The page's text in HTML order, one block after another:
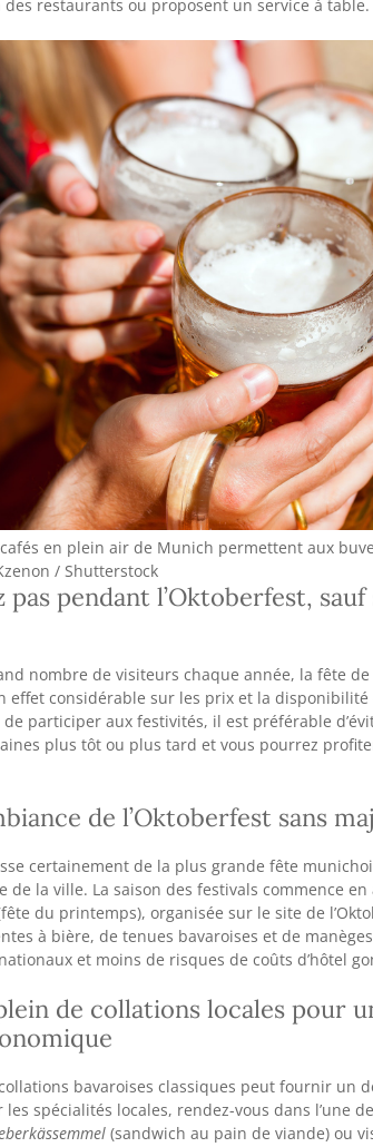
apportent toute leur collection
tandis que d’autres n’apportent que
bière en plein air. Si vous espérez un repas
restaurants ou proposent un service à table.
en plein air de Munich permettent aux
pas pendant l’Oktoberfest,
nombre de visiteurs chaque année, la fête de
effet considérable sur les prix et la disponibilité
plus tôt ou plus tard et vous pourrez
de l’Oktoberfest sans
certainement de la plus grande fête
de la ville. La saison des festivals commence
à bière, de tenues bavaroises et de
et moins de risques de coûts d’hôtel
de collations locales pour